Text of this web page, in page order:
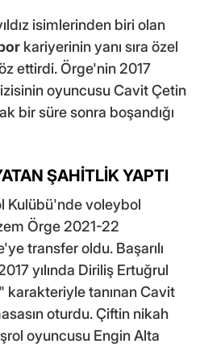
isimlerinden biri olan
kariyerinin yanı sıra özel
ettirdi. Örge'nin 2017
oyuncusu Cavit Çetin
bir süre sonra boşandığı
ŞAHİTLİK YAPTI
Kulübü'nde voleybol
Örge 2021-22
transfer oldu. Başarılı
yılında Diriliş Ertuğrul
tanınan Cavit
oturdu. Çiftin nikah
oyuncusu Engin Alta